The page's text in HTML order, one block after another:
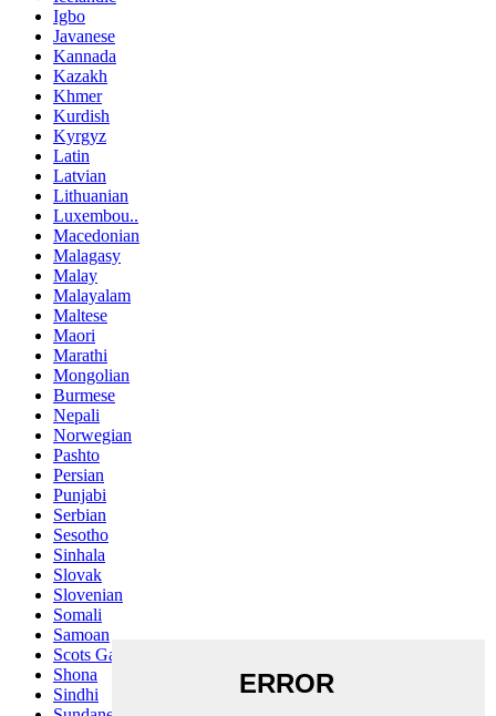
Igbo
Javanese
Kannada
Kazakh
Khmer
Kurdish
Kyrgyz
Latin
Latvian
Lithuanian
Luxembou..
Macedonian
Malagasy
Malay
Malayalam
Maltese
Maori
Marathi
Mongolian
Burmese
Nepali
Norwegian
Pashto
Persian
Punjabi
Serbian
Sesotho
Sinhala
Slovak
Slovenian
Somali
Samoan
Scots Gaelic
Shona
Sindhi